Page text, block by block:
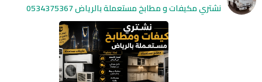
نشتري مكيفات و مطابخ مستعملة بالرياض 0534375367